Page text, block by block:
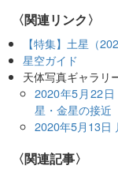
〈関連リンク〉
【特集】土星（
星空ガイド
天体写真ギャラリ
2020年5月22
星・金星の接近
2020年5月13日
関連記事